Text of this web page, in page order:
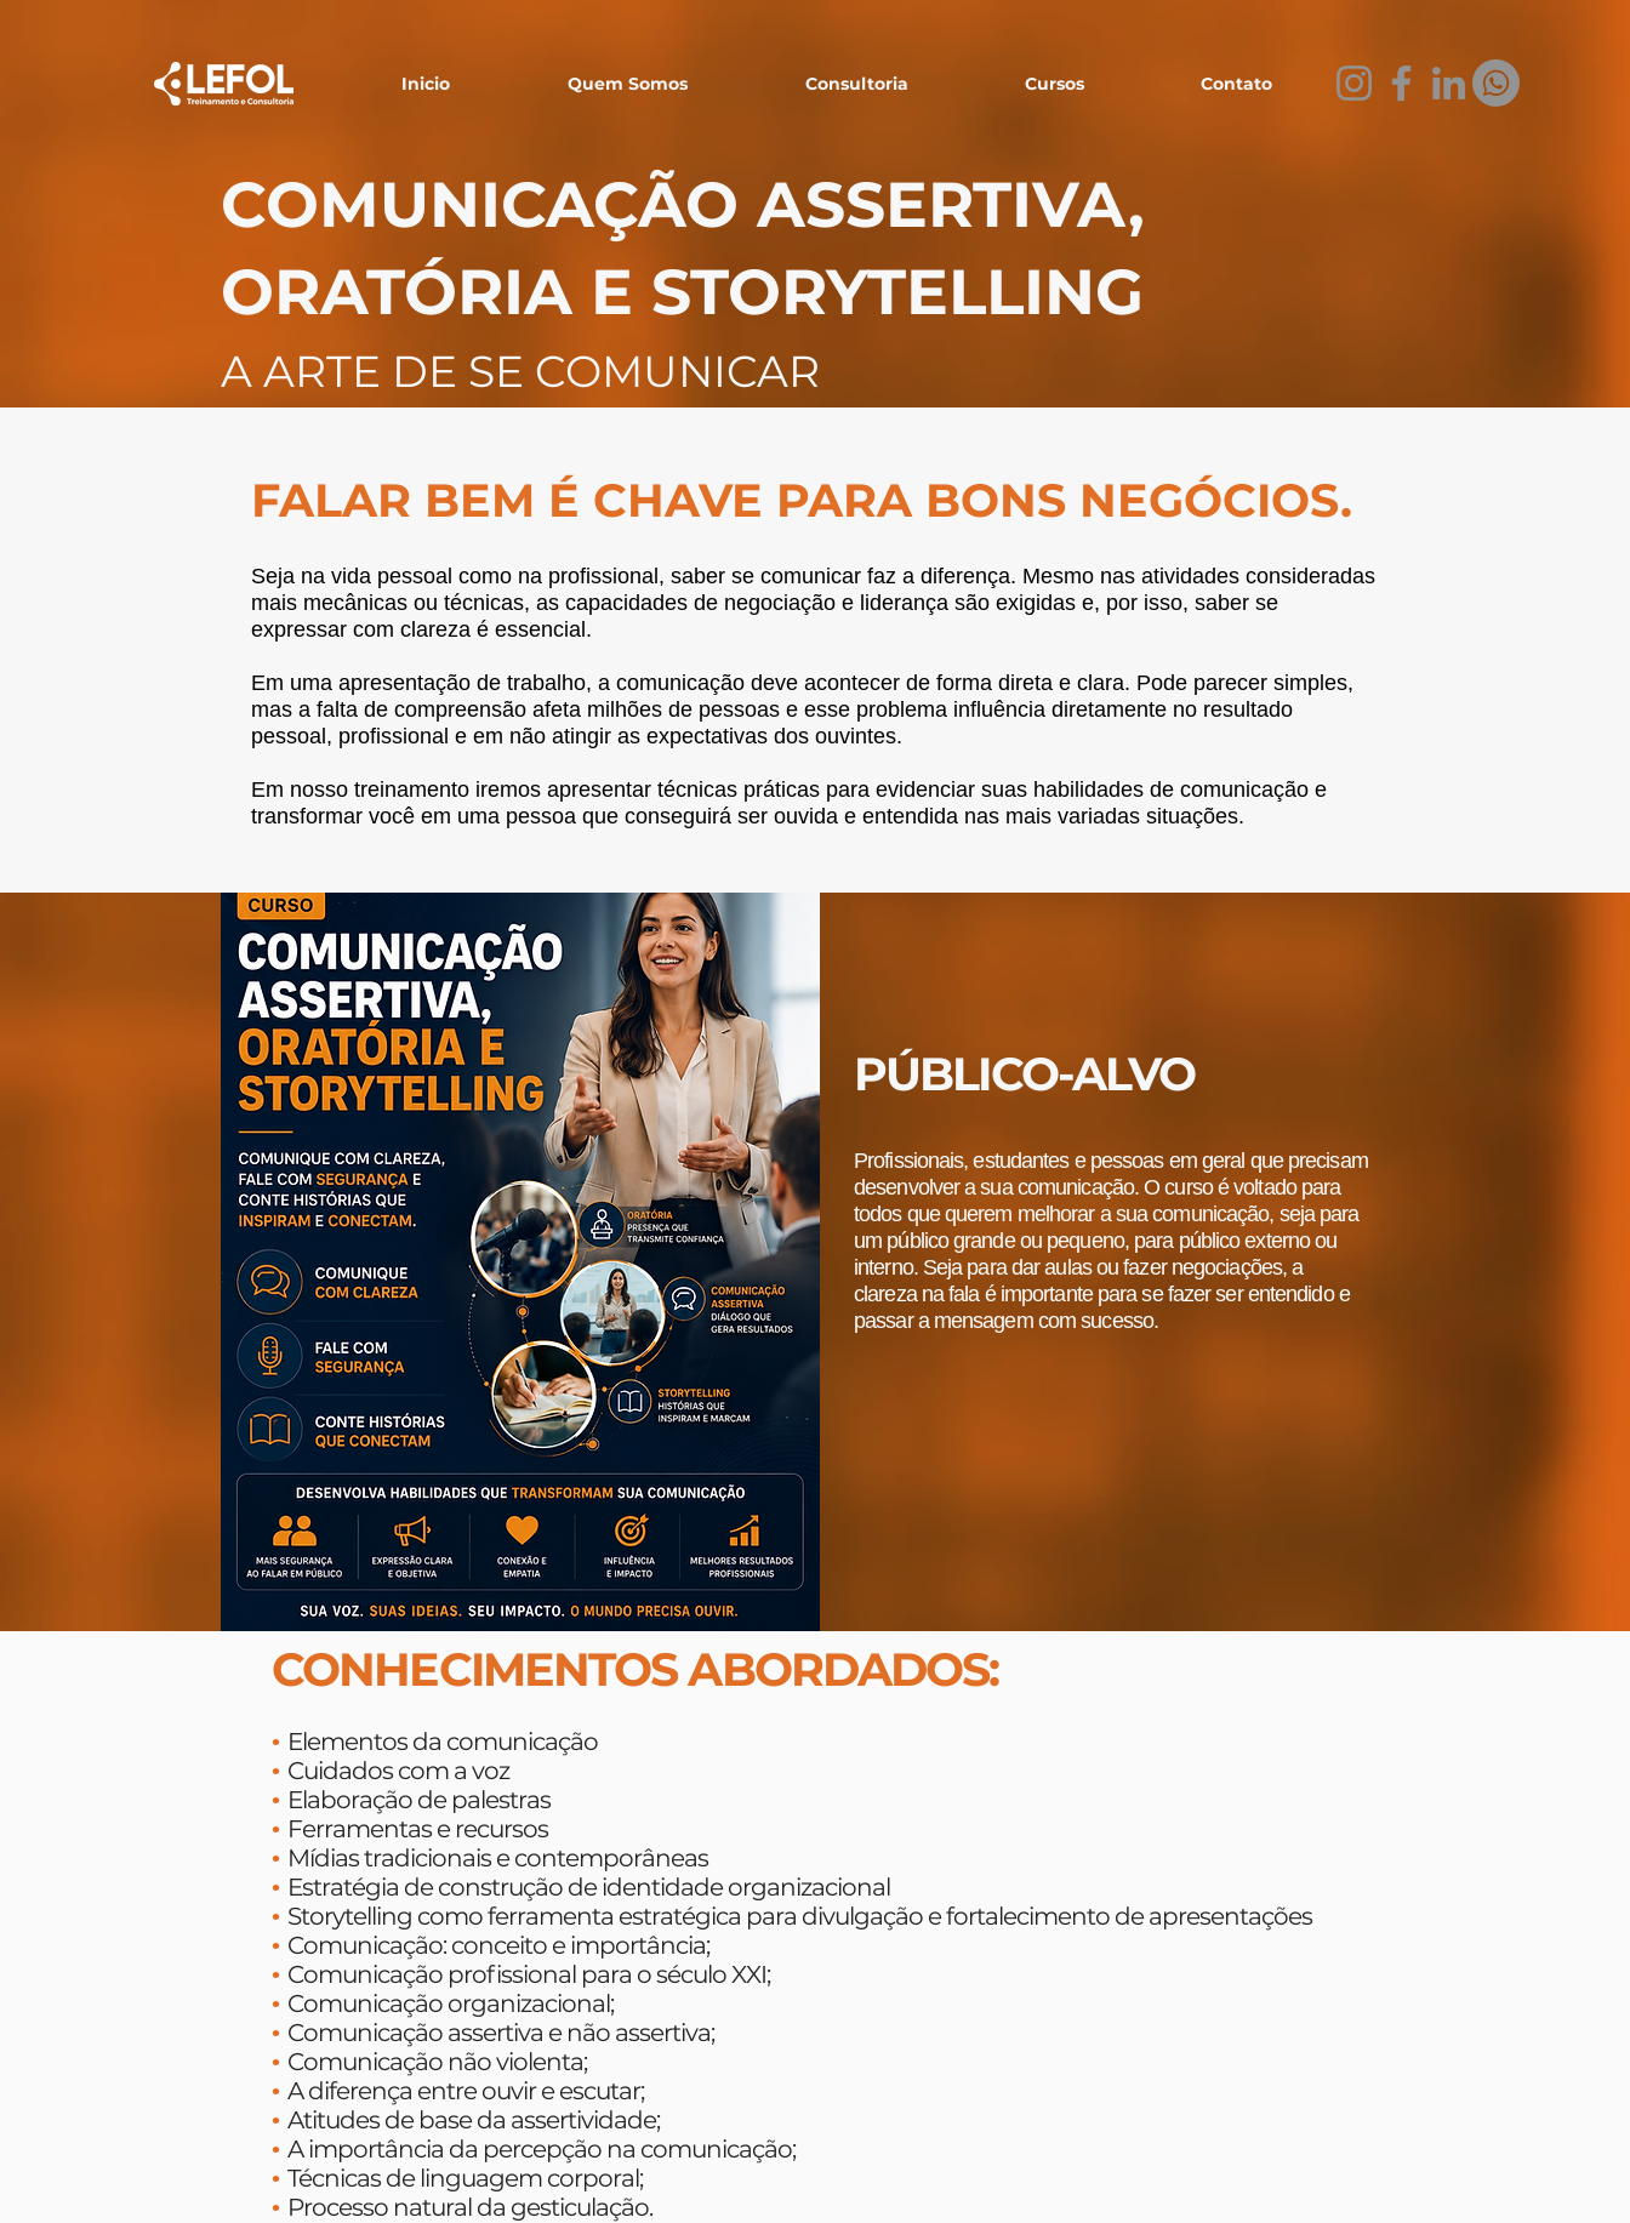
Inicio Quem Somos Consultoria Cursos Contato
COMUNICAÇÃO ASSERTIVA,
ORATÓRIA E STORYTELLING
A ARTE DE SE COMUNICAR
FALAR BEM É CHAVE PARA BONS NEGÓCIOS.
Seja na vida pessoal como na profissional, saber se comunicar faz a diferença. Mesmo nas atividades consideradas
mais mecânicas ou técnicas, as capacidades de negociação e liderança são exigidas e, por isso, saber se
expressar com clareza é essencial.
Em uma apresentação de trabalho, a comunicação deve acontecer de forma direta e clara. Pode parecer simples,
mas a falta de compreensão afeta milhões de pessoas e esse problema influência diretamente no resultado
pessoal, profissional e em não atingir as expectativas dos ouvintes.
Em nosso treinamento iremos apresentar técnicas práticas para evidenciar suas habilidades de comunicação e
transformar você em uma pessoa que conseguirá ser ouvida e entendida nas mais variadas situações.
PÚBLICO-ALVO
Profissionais, estudantes e pessoas em geral que precisam
desenvolver a sua comunicação. O curso é voltado para
todos que querem melhorar a sua comunicação, seja para
um público grande ou pequeno, para público externo ou
interno. Seja para dar aulas ou fazer negociações, a
clareza na fala é importante para se fazer ser entendido e
passar a mensagem com sucesso.
CONHECIMENTOS ABORDADOS:
• Elementos da comunicação
• Cuidados com a voz
• Elaboração de palestras
• Ferramentas e recursos
• Mídias tradicionais e contemporâneas
• Estratégia de construção de identidade organizacional
• Storytelling como ferramenta estratégica para divulgação e fortalecimento de apresentações
• Comunicação: conceito e importância;
• Comunicação profissional para o século XXI;
• Comunicação organizacional;
• Comunicação assertiva e não assertiva;
• Comunicação não violenta;
• A diferença entre ouvir e escutar;
• Atitudes de base da assertividade;
• A importância da percepção na comunicação;
• Técnicas de linguagem corporal;
• Processo natural da gesticulação.